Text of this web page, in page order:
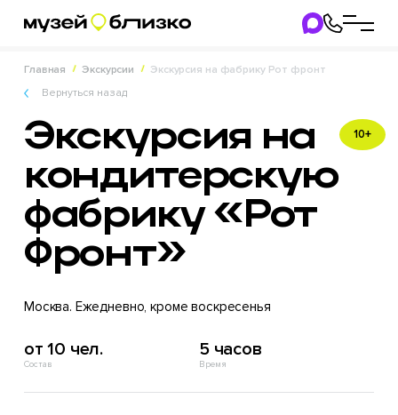
Главная Экскурсии
Экскурсия на фабрику Рот фронт
Вернуться назад
Экскурсия на
кондитерскую
фабрику «Рот
Фронт»
10+
Москва. Ежедневно, кроме воскресенья
от 10 чел.
Состав
5 часов
Время